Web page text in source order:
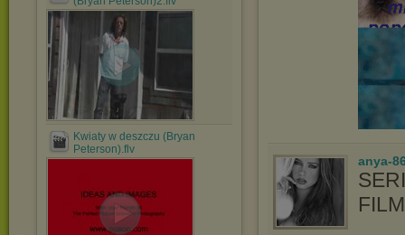
Kwiaty w deszczu (Bryan
Peterson).flv
anya-